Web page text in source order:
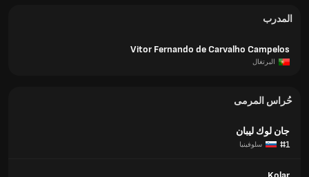
المدرب
Vitor Fernando de Carvalho Campelos
البرتغال
حُراس المرمى
جان لوك ليبان
#1
سلوفينيا